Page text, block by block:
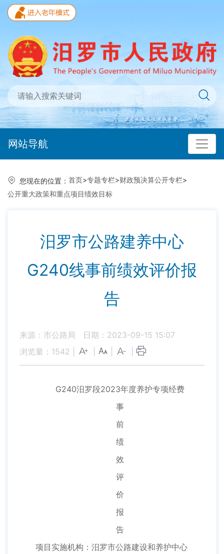
网站导航
您现在的位置： 首页>专题专栏>财政预决算公开专栏>
公开重大政策和重点项目绩效目标
汨罗市公路建养中心
G240线事前绩效评价报
告
来源：市公路局
日期：2023-09-15 15:07
浏览量： 1542
G240汨罗段2023年度养护专项经费
事
前
绩
效
评
价
报
告
项目实施机构：汨罗市公路建设和养护中心